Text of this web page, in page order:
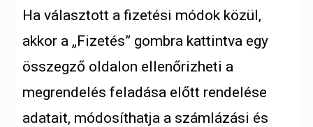
Ha választott a fizetési módok közül,
akkor a „Fizetés” gombra kattintva egy
összegző oldalon ellenőrizheti a
megrendelés feladása előtt rendelése
adatait, módosíthatja a számlázási és